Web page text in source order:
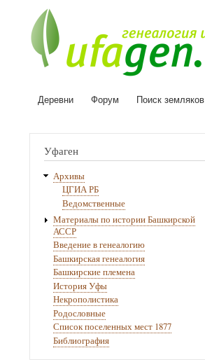
Основная
Деревни Форум Поиск земляков
Уфаген
Архивы
ЦГИА РБ
Ведомственные
Материалы по истории Башкирской
АССР
Введение в генеалогию
Башкирская генеалогия
Башкирские племена
История Уфы
Некрополистика
Родословные
Список поселенных мест 1877
Библиография